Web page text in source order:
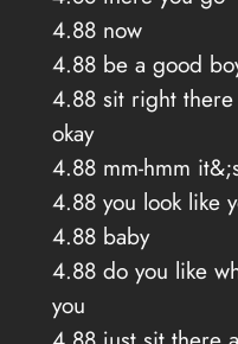
4.88 now
4.88 be a good
4.88 sit right
okay
4.88 mm-hmm
4.88 you look like
4.88 baby
4.88 do you like
you